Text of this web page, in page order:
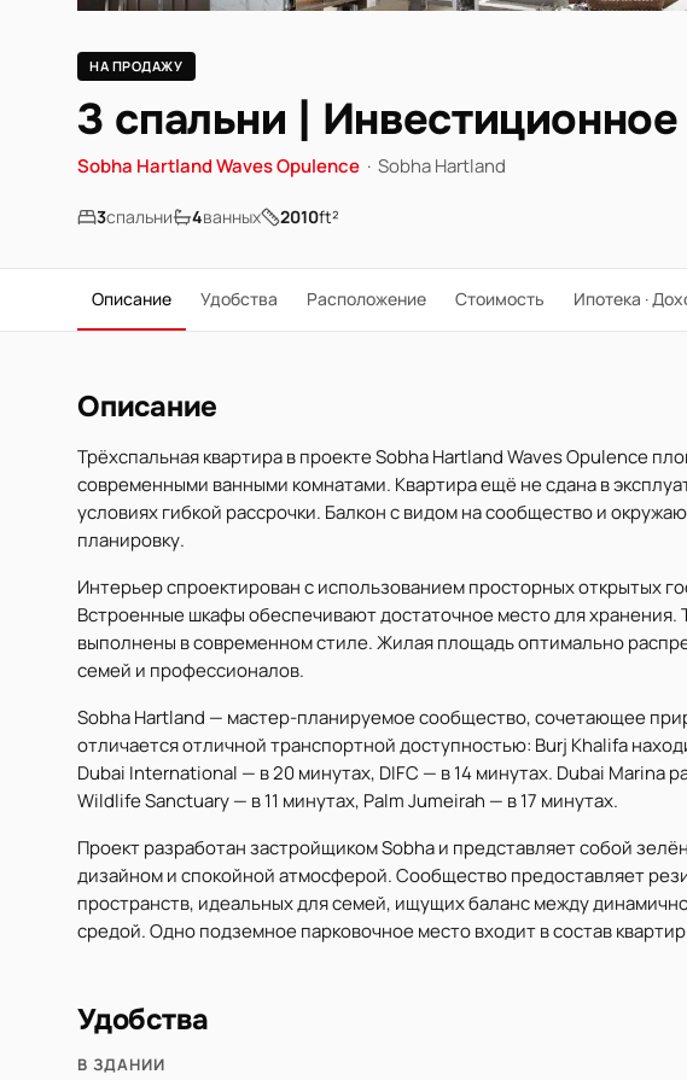
НА ПРОДАЖУ
3 спальни |
Sobha Hartland Waves Opulence · Sobha Hartland
3спальни 4ванных 2010ft²
Описание Удобства Расположение Стоимость Ипотека ·
Описание
Трёхспальная квартира в проекте Sobha Hartland Waves Opulence
современными ванными комнатами. Квартира ещё не сдана в
условиях гибкой рассрочки. Балкон с видом на сообщество и
планировку.
Интерьер спроектирован с использованием просторных открытых
Встроенные шкафы обеспечивают достаточное место для хранения.
выполнены в современном стиле. Жилая площадь оптимально
семей и профессионалов.
Sobha Hartland — мастер-планируемое сообщество, сочетающее
отличается отличной транспортной доступностью: Burj Khalifa
Dubai International — в 20 минутах, DIFC — в 14 минутах. Dubai Marina
Wildlife Sanctuary — в 11 минутах, Palm Jumeirah — в 17 минутах.
Проект разработан застройщиком Sobha и представляет собой
дизайном и спокойной атмосферой. Сообщество предоставляет
пространств, идеальных для семей, ищущих баланс между
средой. Одно подземное парковочное место входит в состав
Удобства
В ЗДАНИИ